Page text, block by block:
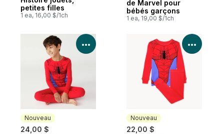
petites filles
1 ea, 16,00 $/1ch
de Marvel pour
bébés garçons
1 ea, 19,00 $/1ch
Nouveau
24,00 $
Voir les détails du produit
Nouveau
22,00 $
Voir